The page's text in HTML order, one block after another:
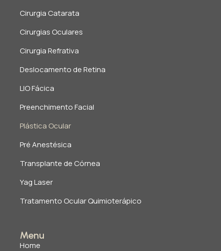
Cirurgia Catarata
Cirurgias Oculares
Cirurgia Refrativa
Deslocamento de Retina
LIO Fácica
Preenchimento Facial
Plástica Ocular
Pré Anestésica
Transplante de Córnea
Yag Laser
Tratamento Ocular Quimioterápico
Menu
Home